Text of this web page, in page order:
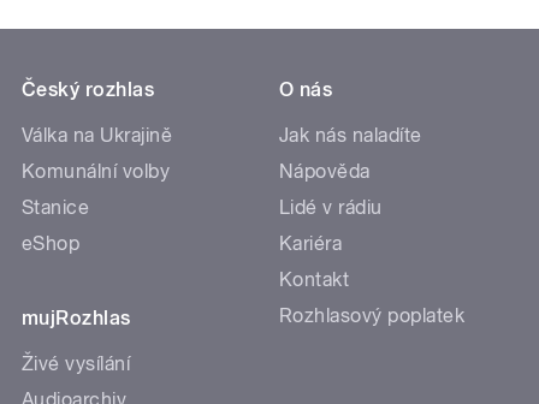
Český rozhlas
Válka na Ukrajině
Komunální volby
Stanice
eShop
mujRozhlas
Živé vysílání
O nás
Jak nás naladíte
Nápověda
Lidé v rádiu
Kariéra
Kontakt
Rozhlasový poplatek